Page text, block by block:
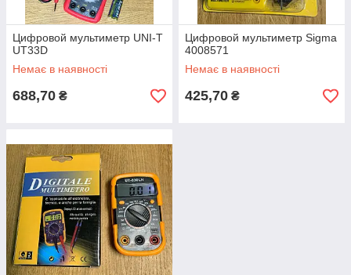
Цифровой мультиметр UNI-T
UT33D
Немає в наявності
688,70 ₴
Цифровой мультиметр Sigma
4008571
Немає в наявності
425,70 ₴